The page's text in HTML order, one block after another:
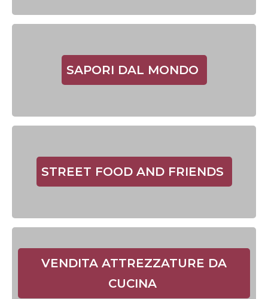
SAPORI DAL MONDO
STREET FOOD AND FRIENDS
VENDITA ATTREZZATURE DA
CUCINA